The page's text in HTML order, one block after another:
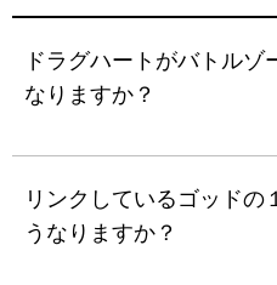
ドラグハートがバトルゾ
なりますか？
リンクしているゴッドの
うなりますか？